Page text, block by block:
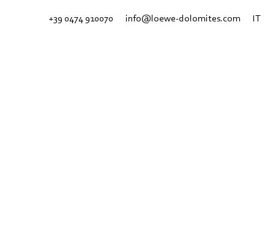
+39 0474 910070 info@loewe-dolomites.com IT